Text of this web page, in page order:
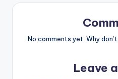
No comments yet. Why
Leave